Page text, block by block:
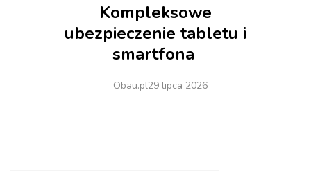
Kompleksowe
ubezpieczenie tabletu i
smartfona
Obau.pl29 lipca 2026